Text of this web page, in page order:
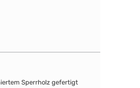
Sperrholz gefertigt